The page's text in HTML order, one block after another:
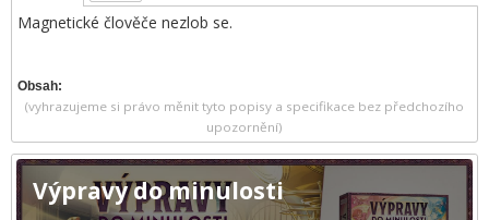
Magnetické člověče nezlob se.
Obsah:
(vyhrazujeme si právo měnit tyto popisy a specifikace bez předchozího
upozornění)
Výpravy do minulosti